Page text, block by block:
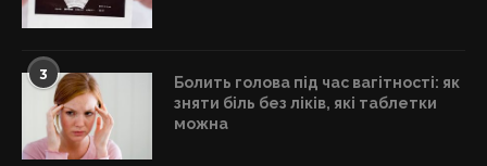
3
Болить голова під час вагітності: як
зняти біль без ліків, які таблетки
можна